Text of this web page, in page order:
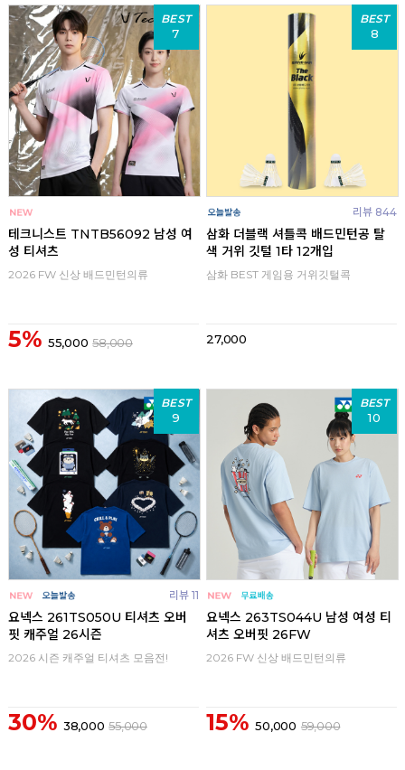
BEST
7
테크니스트 TNTB56092 남성 여
성 티셔츠
2026 FW 신상 배드민턴의류
5% 55,000 58,000
BEST
8
리뷰 844
삼화 더블랙 셔틀콕 배드민턴공 탈
색 거위 깃털 1타 12개입
삼화 BEST 게임용 거위깃털콕
27,000
BEST
9
리뷰 11
요넥스 261TS050U 티셔츠 오버
핏 캐주얼 26시즌
2026 시즌 캐주얼 티셔츠 모음전!
30% 38,000 55,000
BEST
10
요넥스 263TS044U 남성 여성 티
셔츠 오버핏 26FW
2026 FW 신상 배드민턴의류
15% 50,000 59,000